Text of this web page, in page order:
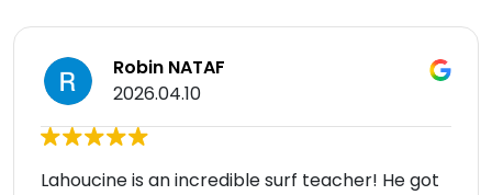
Robin NATAF
2026.04.10
Lahoucine is an incredible surf teacher! He got